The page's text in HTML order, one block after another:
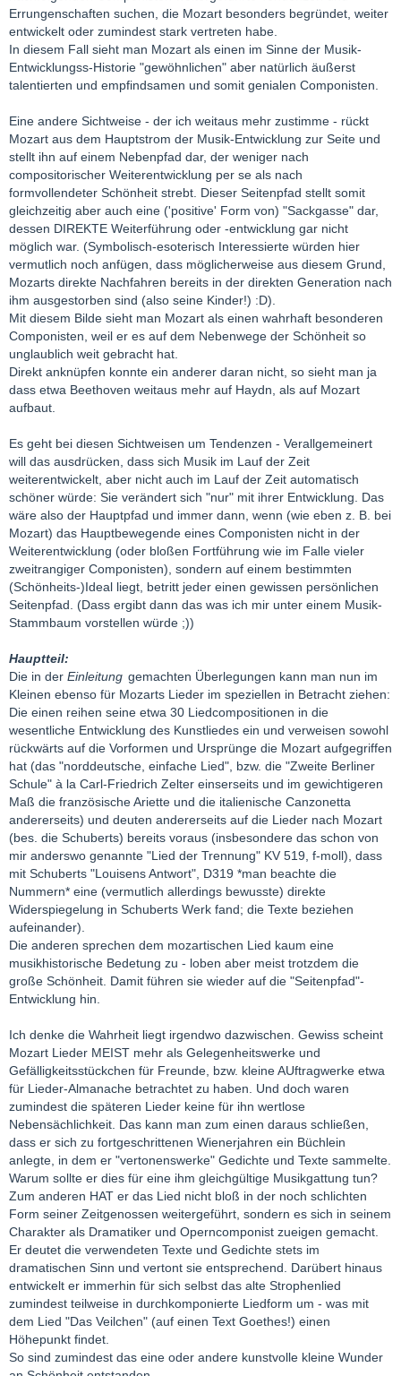
Errungenschaften suchen, die Mozart besonders begründet, weiter
entwickelt oder zumindest stark vertreten habe.
In diesem Fall sieht man Mozart als einen im Sinne der Musik-
Entwicklungss-Historie "gewöhnlichen" aber natürlich äußerst
talentierten und empfindsamen und somit genialen Componisten.
Eine andere Sichtweise - der ich weitaus mehr zustimme - rückt
Mozart aus dem Hauptstrom der Musik-Entwicklung zur Seite und
stellt ihn auf einem Nebenpfad dar, der weniger nach
compositorischer Weiterentwicklung per se als nach
formvollendeter Schönheit strebt. Dieser Seitenpfad stellt somit
gleichzeitig aber auch eine ('positive' Form von) "Sackgasse" dar,
dessen DIREKTE Weiterführung oder -entwicklung gar nicht
möglich war. (Symbolisch-esoterisch Interessierte würden hier
vermutlich noch anfügen, dass möglicherweise aus diesem Grund,
Mozarts direkte Nachfahren bereits in der direkten Generation nach
ihm ausgestorben sind (also seine Kinder!) :D).
Mit diesem Bilde sieht man Mozart als einen wahrhaft besonderen
Componisten, weil er es auf dem Nebenwege der Schönheit so
unglaublich weit gebracht hat.
Direkt anknüpfen konnte ein anderer daran nicht, so sieht man ja
dass etwa Beethoven weitaus mehr auf Haydn, als auf Mozart
aufbaut.
Es geht bei diesen Sichtweisen um Tendenzen - Verallgemeinert
will das ausdrücken, dass sich Musik im Lauf der Zeit
weiterentwickelt, aber nicht auch im Lauf der Zeit automatisch
schöner würde: Sie verändert sich "nur" mit ihrer Entwicklung. Das
wäre also der Hauptpfad und immer dann, wenn (wie eben z. B. bei
Mozart) das Hauptbewegende eines Componisten nicht in der
Weiterentwicklung (oder bloßen Fortführung wie im Falle vieler
zweitrangiger Componisten), sondern auf einem bestimmten
(Schönheits-)Ideal liegt, betritt jeder einen gewissen persönlichen
Seitenpfad. (Dass ergibt dann das was ich mir unter einem Musik-
Stammbaum vorstellen würde ;))
Hauptteil:
Die in der Einleitung gemachten Überlegungen kann man nun im
Kleinen ebenso für Mozarts Lieder im speziellen in Betracht ziehen:
Die einen reihen seine etwa 30 Liedcompositionen in die
wesentliche Entwicklung des Kunstliedes ein und verweisen sowohl
rückwärts auf die Vorformen und Ursprünge die Mozart aufgegriffen
hat (das "norddeutsche, einfache Lied", bzw. die "Zweite Berliner
Schule" à la Carl-Friedrich Zelter einserseits und im gewichtigeren
Maß die französische Ariette und die italienische Canzonetta
andererseits) und deuten andererseits auf die Lieder nach Mozart
(bes. die Schuberts) bereits voraus (insbesondere das schon von
mir anderswo genannte "Lied der Trennung" KV 519, f-moll), dass
mit Schuberts "Louisens Antwort", D319 *man beachte die
Nummern* eine (vermutlich allerdings bewusste) direkte
Widerspiegelung in Schuberts Werk fand; die Texte beziehen
aufeinander).
Die anderen sprechen dem mozartischen Lied kaum eine
musikhistorische Bedetung zu - loben aber meist trotzdem die
große Schönheit. Damit führen sie wieder auf die "Seitenpfad"-
Entwicklung hin.
Ich denke die Wahrheit liegt irgendwo dazwischen. Gewiss scheint
Mozart Lieder MEIST mehr als Gelegenheitswerke und
Gefälligkeitsstückchen für Freunde, bzw. kleine AUftragwerke etwa
für Lieder-Almanache betrachtet zu haben. Und doch waren
zumindest die späteren Lieder keine für ihn wertlose
Nebensächlichkeit. Das kann man zum einen daraus schließen,
dass er sich zu fortgeschrittenen Wienerjahren ein Büchlein
anlegte, in dem er "vertonenswerke" Gedichte und Texte sammelte.
Warum sollte er dies für eine ihm gleichgültige Musikgattung tun?
Zum anderen HAT er das Lied nicht bloß in der noch schlichten
Form seiner Zeitgenossen weitergeführt, sondern es sich in seinem
Charakter als Dramatiker und Operncomponist zueigen gemacht.
Er deutet die verwendeten Texte und Gedichte stets im
dramatischen Sinn und vertont sie entsprechend. Darübert hinaus
entwickelt er immerhin für sich selbst das alte Strophenlied
zumindest teilweise in durchkomponierte Liedform um - was mit
dem Lied "Das Veilchen" (auf einen Text Goethes!) einen
Höhepunkt findet.
So sind zumindest das eine oder andere kunstvolle kleine Wunder